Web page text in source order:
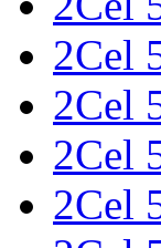
2Cel
2Cel
2Cel
2Cel